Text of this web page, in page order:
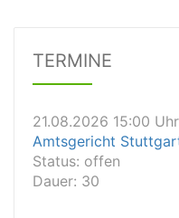
TERMINE
21.08.2026 15:00 Uhr
Amtsgericht Stuttgart
Dauer: 30
21.08.2026 14:30 Uhr
Amtsgericht Ulm